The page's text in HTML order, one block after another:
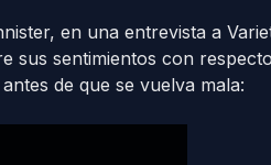
en una entrevista a
sus sentimientos con
de que se vuelva mala: